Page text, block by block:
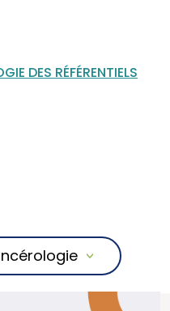
DES RÉFÉRENTIELS